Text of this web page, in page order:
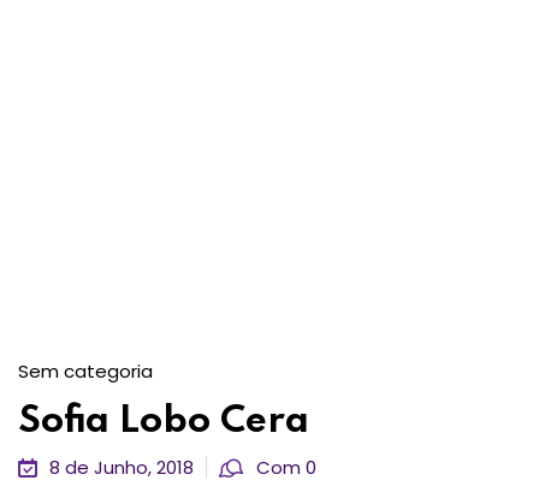
Sem categoria
Sofia Lobo Cera
8 de Junho, 2018 Com 0